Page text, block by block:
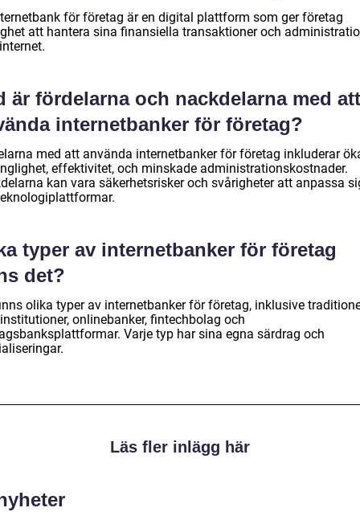
för företag är en digital plattform som ger företag
att hantera sina finansiella transaktioner och
är fördelarna och nackdelarna med att
internetbanker för företag?
med att använda internetbanker för företag inkluderar
effektivitet, och minskade administrationskostnader.
kan vara säkerhetsrisker och svårigheter att anpassa
typer av internetbanker för företag
det?
olika typer av internetbanker för företag, inklusive
onlinebanker, fintechbolag och
Varje typ har sina egna särdrag och
Läs fler inlägg här